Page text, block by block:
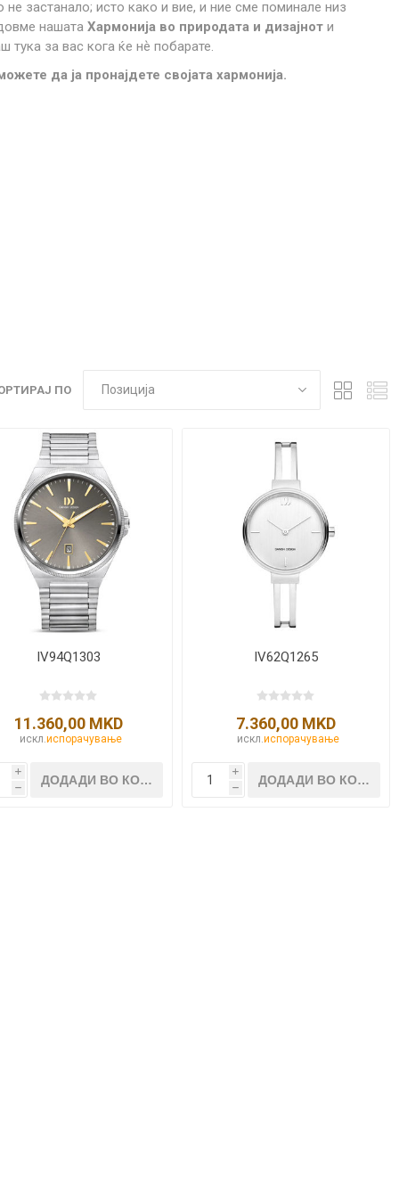
застанало; исто како и вие, и ние сме поминале низ
нашатаХармонија во природата и дизајнот и
за вас кога ќе нѐ побарате.
да ја пронајдете својата хармонија.
ПО
IV94Q1303
11.360,00 MKD
искл.испорачување
i
h
IV62Q1265
7.360,00 MKD
искл.испорачување
i
h